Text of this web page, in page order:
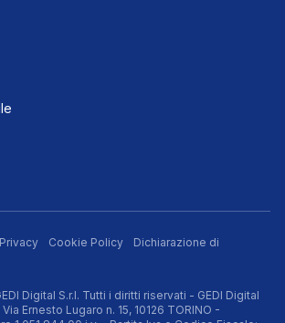
Privacy Cookie Policy
Dichiarazione di
Digital S.r.l. Tutti i diritti riservati - GEDI Digital
Ernesto Lugaro n. 15, 10126 TORINO -